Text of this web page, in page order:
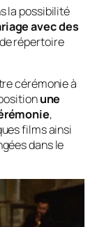
la possibilité
avec des
répertoire
cérémonie à
une
,
films ainsi
dans le